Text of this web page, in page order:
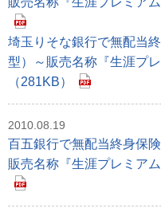
埼玉りそな銀行で無配当
型）～販売名称『生涯プ
（281KB）
2010.08.19
百五銀行で無配当終身保
販売名称『生涯プレミア